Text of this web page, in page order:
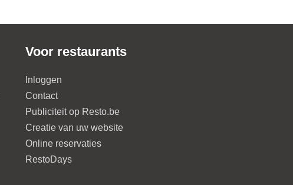
Voor restaurants
Inloggen
Contact
Publiciteit op Resto.be
Creatie van uw website
Online reservaties
RestoDays